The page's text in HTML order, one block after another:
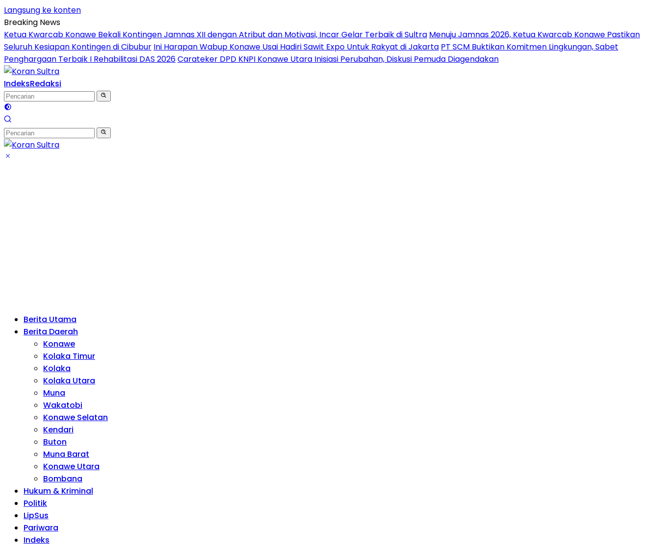
Langsung ke konten
Breaking News
Ketua Kwarcab Konawe Bekali Kontingen Jamnas XII dengan Atribut dan Motivasi, Incar Gelar Terbaik di Sultra Menuju Jamnas 2026, Ketua Kwarcab Konawe Pastikan
Seluruh Kesiapan Kontingen di Cibubur Ini Harapan Wabup Konawe Usai Hadiri Sawit Expo Untuk Rakyat di Jakarta PT SCM Buktikan Komitmen Lingkungan, Sabet
Penghargaan Terbaik I Rehabilitasi DAS 2026Carateker DPD KNPI Konawe Utara Inisiasi Perubahan, Diskusi Pemuda Diagendakan
IndeksRedaksi
Berita Utama
Berita Daerah
Konawe
Kolaka Timur
Kolaka
Kolaka Utara
Muna
Wakatobi
Konawe Selatan
Kendari
Buton
Muna Barat
Konawe Utara
Bombana
Hukum & Kriminal
Politik
LipSus
Pariwara
Indeks